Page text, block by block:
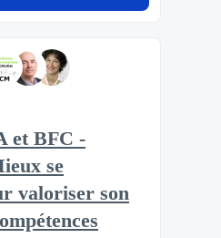
et BFC -
se
valoriser son